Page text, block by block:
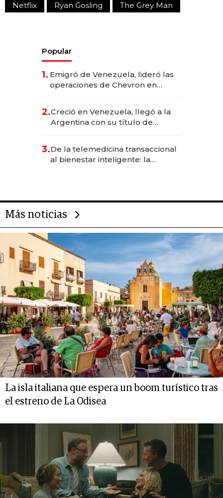
Netflix
Ryan Gosling The Grey Man
Popular
1. Emigró de Venezuela, lideró las
operaciones de Chevron en
2.Creció en Venezuela, llegó a la
Argentina con su título de
las marcas "fast premium"
3.De la telemedicina transaccional
al bienestar inteligente: la
Más noticias
La isla italiana que espera un boom turístico tras
el estreno de La Odisea